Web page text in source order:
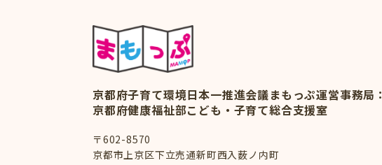
京都府子育て環境日本一推進会議まもっぷ運営事務局：
京都府健康福祉部こども・子育て総合支援室
〒602-8570
京都市上京区下立売通新町西入薮ノ内町